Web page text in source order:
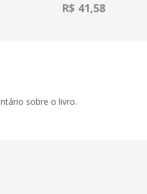
R$ 41,58
sobre o livro.